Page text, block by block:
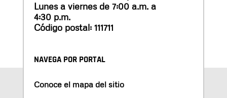
Lunes a viernes de 7:00 a.m. a
4:30 p.m.
Código postal: 111711
NAVEGA POR PORTAL
Conoce el mapa del sitio